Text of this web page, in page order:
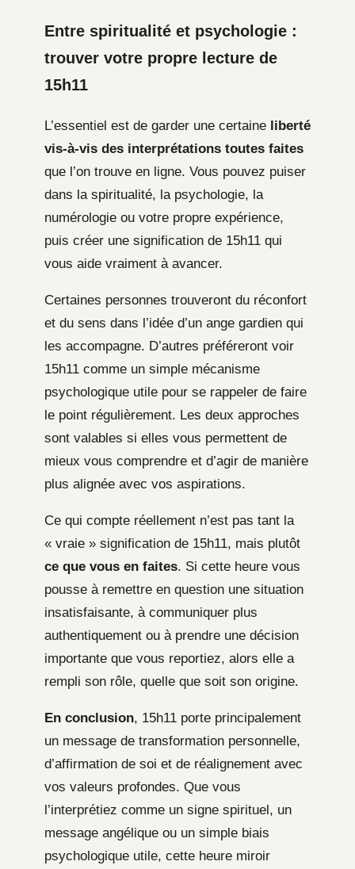
Entre spiritualité et psychologie :
trouver votre propre lecture de
15h11
L’essentiel est de garder une certaine liberté
vis-à-vis des interprétations toutes faites
que l’on trouve en ligne. Vous pouvez puiser
dans la spiritualité, la psychologie, la
numérologie ou votre propre expérience,
puis créer une signification de 15h11 qui
vous aide vraiment à avancer.
Certaines personnes trouveront du réconfort
et du sens dans l’idée d’un ange gardien qui
les accompagne. D’autres préféreront voir
15h11 comme un simple mécanisme
psychologique utile pour se rappeler de faire
le point régulièrement. Les deux approches
sont valables si elles vous permettent de
mieux vous comprendre et d’agir de manière
plus alignée avec vos aspirations.
Ce qui compte réellement n’est pas tant la
« vraie » signification de 15h11, mais plutôt
ce que vous en faites. Si cette heure vous
pousse à remettre en question une situation
insatisfaisante, à communiquer plus
authentiquement ou à prendre une décision
importante que vous reportiez, alors elle a
rempli son rôle, quelle que soit son origine.
En conclusion, 15h11 porte principalement
un message de transformation personnelle,
d’affirmation de soi et de réalignement avec
vos valeurs profondes. Que vous
l’interprétiez comme un signe spirituel, un
message angélique ou un simple biais
psychologique utile, cette heure miroir